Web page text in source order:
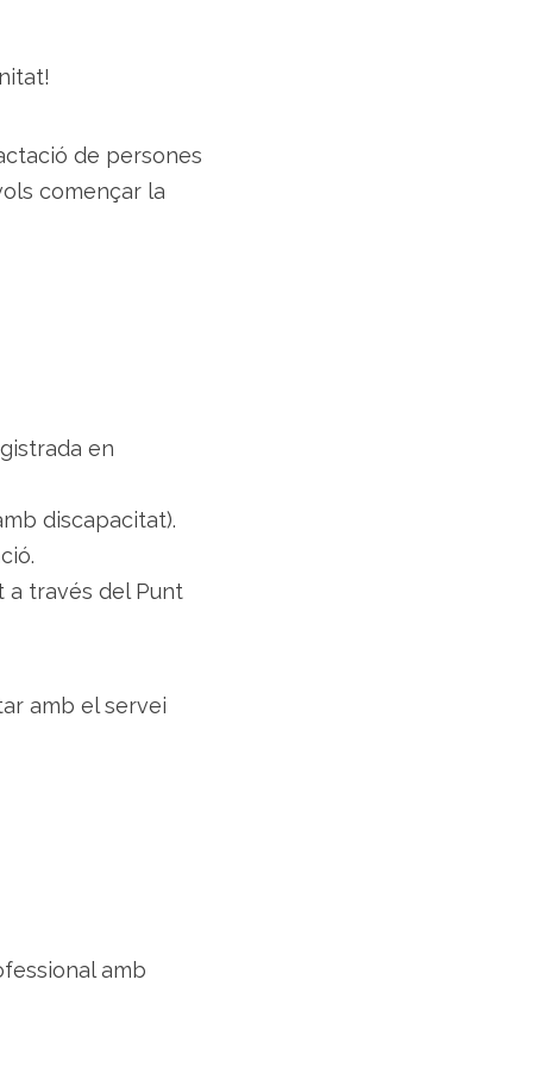
de persones
començar la
en
discapacitat).
a través del Punt
amb el servei
amb